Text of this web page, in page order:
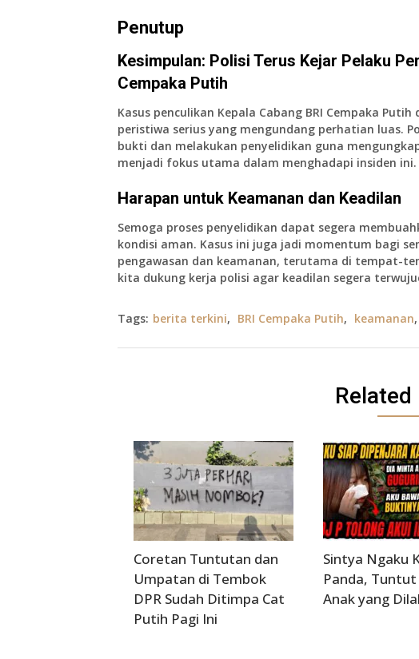
Penutup
Kesimpulan: Polisi Terus Kejar Pelaku
Cempaka Putih
Kasus penculikan Kepala Cabang BRI Cempaka
peristiwa serius yang mengundang perhatian luas.
bukti dan melakukan penyelidikan guna
menjadi fokus utama dalam menghadapi insiden ini.
Harapan untuk Keamanan dan Keadilan
Semoga proses penyelidikan dapat segera
kondisi aman. Kasus ini juga jadi momentum bagi
pengawasan dan keamanan, terutama di tempat-
kita dukung kerja polisi agar keadilan segera
Tags: berita terkini, BRI Cempaka Putih, keamanan,
Coretan Tuntutan dan
Umpatan di Tembok
DPR Sudah Ditimpa Cat
Putih Pagi Ini
Sintya Ngaku
Panda, Tuntut
Anak yang